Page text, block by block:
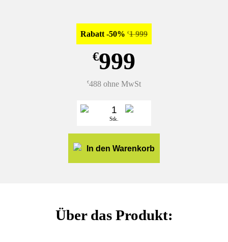
Rabatt -50% €1 999
€999
€488 ohne MwSt
Stk.
In den Warenkorb
Über das Produkt: